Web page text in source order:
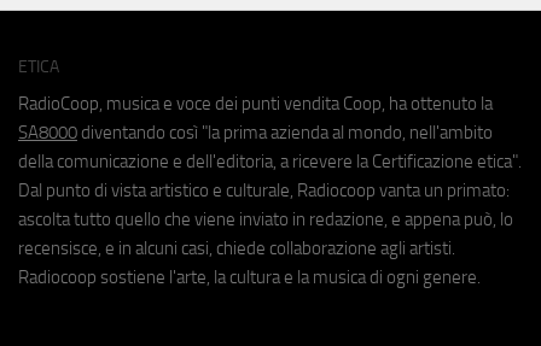
ETICA
RadioCoop, musica e voce dei punti vendita Coop, ha ottenuto la
SA8000 diventando così "la prima azienda al mondo, nell'ambito
della comunicazione e dell'editoria, a ricevere la Certificazione etica".
Dal punto di vista artistico e culturale, Radiocoop vanta un primato:
ascolta tutto quello che viene inviato in redazione, e appena può, lo
recensisce, e in alcuni casi, chiede collaborazione agli artisti.
Radiocoop sostiene l'arte, la cultura e la musica di ogni genere.